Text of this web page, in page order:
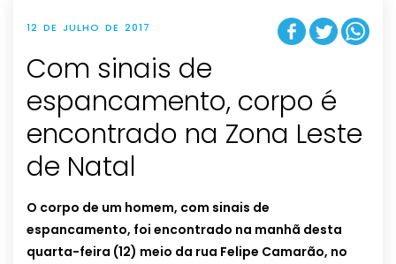
12 DE JULHO DE 2017
Com sinais de
espancamento, corpo é
encontrado na Zona Leste
de Natal
O corpo de um homem, com sinais de
espancamento, foi encontrado na manhã desta
quarta-feira (12) meio da rua Felipe Camarão, no